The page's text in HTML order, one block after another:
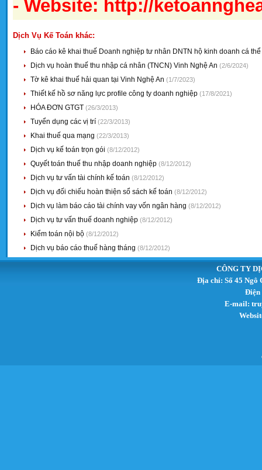
- Website: http://
Dịch Vụ Kế Toán khác:
Báo cáo kê khai thuế Doanh nghiệp tư nhân DNTN hộ kinh doanh cá thể
Dịch vụ hoàn thuế thu nhập cá nhân (TNCN) Vinh Nghệ An (2/6/2024)
Tờ kê khai thuế hải quan tại Vinh Nghệ An (1/7/2023)
Thiết kế hồ sơ năng lực profile công ty doanh nghiệp (17/8/2021)
HÓA ĐƠN GTGT (26/3/2013)
Tuyển dụng các vị trí (22/3/2013)
Khai thuế qua mạng (22/3/2013)
Dịch vụ kế toán trọn gói (8/12/2012)
Quyết toán thuế thu nhập doanh nghiệp (8/12/2012)
Dịch vụ tư vấn tài chính kế toán (8/12/2012)
Dịch vụ đối chiếu hoàn thiện sổ sách kế toán (8/12/2012)
Dịch vụ làm báo cáo tài chính vay vốn ngân hàng (8/12/2012)
Dịch vụ tư vấn thuế doanh nghiệp (8/12/2012)
Kiểm toán nội bộ (8/12/2012)
Dịch vụ báo cáo thuế hàng tháng (8/12/2012)
CÔNG TY
Địa chỉ: Số 45 Ngô
Điện
E-mail: